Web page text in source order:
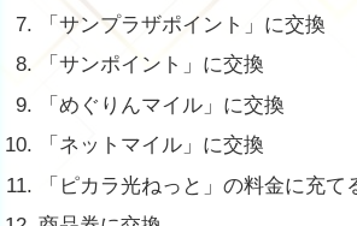
「サンプラザポイント」に交換
「サンポイント」に交換
「めぐりんマイル」に交換
「ネットマイル」に交換
「ピカラ光ねっと」の料金に充て